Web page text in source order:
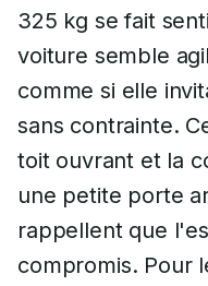
325 kg se fait
voiture semble
comme si elle
sans contrainte.
toit ouvrant et la
une petite porte
rappellent que
compromis. Pour